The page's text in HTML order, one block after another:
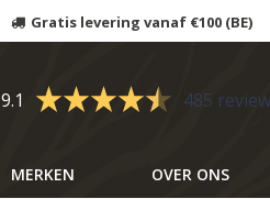
Gratis levering vanaf €100 (BE)
9.1 485
MERKEN OVER ONS